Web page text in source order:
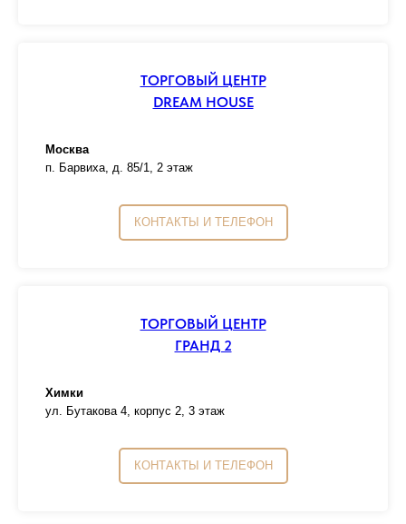
ТОРГОВЫЙ ЦЕНТР
DREAM HOUSE
Москва
п. Барвиха, д. 85/1, 2 этаж
КОНТАКТЫ И ТЕЛЕФОН
ТОРГОВЫЙ ЦЕНТР
ГРАНД 2
Химки
ул. Бутакова 4, корпус 2, 3 этаж
КОНТАКТЫ И ТЕЛЕФОН